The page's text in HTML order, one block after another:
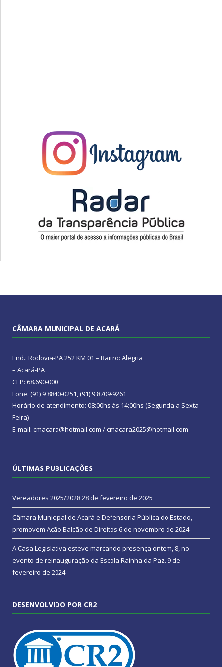
CÂMARA MUNICIPAL DE ACARÁ
End.: Rodovia-PA 252 KM 01 – Bairro: Alegria
– Acará-PA
CEP: 68.690-000
Fone: (91) 9 8840-0251, (91) 9 8709-9261
Horário de atendimento: 08:00hs às 14:00hs (Segunda a Sexta
Feira)
E-mail: cmacara@hotmail.com / cmacara2025@hotmail.com
ÚLTIMAS PUBLICAÇÕES
Vereadores 2025/202828 de fevereiro de 2025
Câmara Municipal de Acará e Defensoria Pública do Estado,
promovem Ação Balcão de Direitos 6 de novembro de 2024
A Casa Legislativa esteve marcando presença ontem, 8, no
evento de reinauguração da Escola Rainha da Paz. 9 de
fevereiro de 2024
DESENVOLVIDO POR CR2